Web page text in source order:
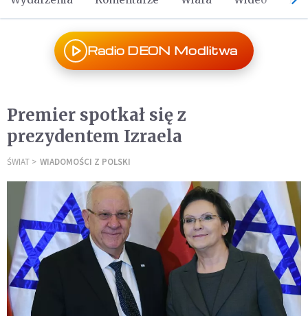
Radio DEON Modlitwa
Premier spotkał się z
prezydentem Izraela
ŚWIAT WIADOMOŚCI Z POLSKI